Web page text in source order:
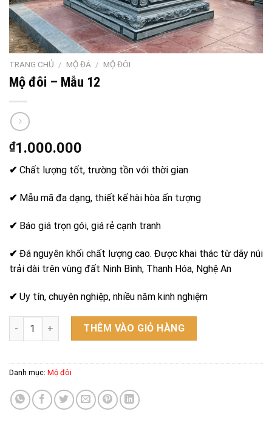
TRANG CHỦ / MỘ ĐÁ / MỘ ĐÔI
Mộ đôi – Mẫu 12
₫1.000.000
✔ Chất lượng tốt, trường tồn với thời gian
✔ Mẫu mã đa dạng, thiết kế hài hòa ấn tượng
✔ Báo giá trọn gói, giá rẻ cạnh tranh
✔ Đá nguyên khối chất lượng cao. Được khai thác từ dãy núi
trải dài trên vùng đất Ninh Bình, Thanh Hóa, Nghệ An
✔ Uy tín, chuyên nghiệp, nhiều năm kinh nghiệm
Mộ đôi - Mẫu 12 số lượngTHÊM VÀO GIỎ HÀNG
Danh mục: Mộ đôi